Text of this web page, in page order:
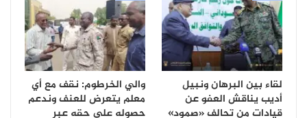
لقاء بين البرهان ونبيل
أديب يناقش العفو عن
قيادات من تحالف «صمود»
والي الخرطوم: نقف مع أي
معلم يتعرض للعنف وندعم
حصوله على حقه عبر